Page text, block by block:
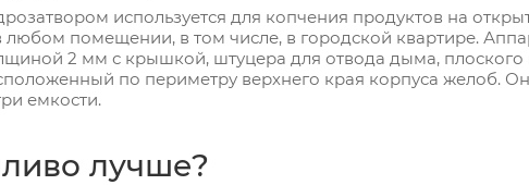
используется для копчения продуктов на
любом помещении, в том числе, в городской квартире.
2 мм с крышкой, штуцера для отвода дыма,
по периметру верхнего края корпуса желоб.
емкости.
лучше?